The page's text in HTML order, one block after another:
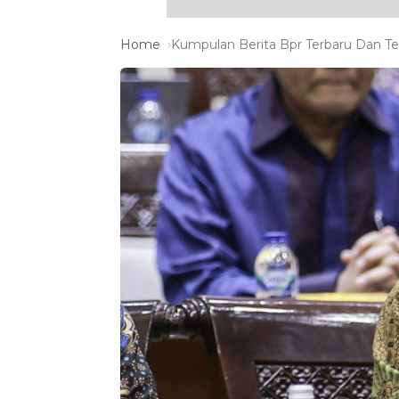
Home Kumpulan Berita Bpr Terbaru Dan